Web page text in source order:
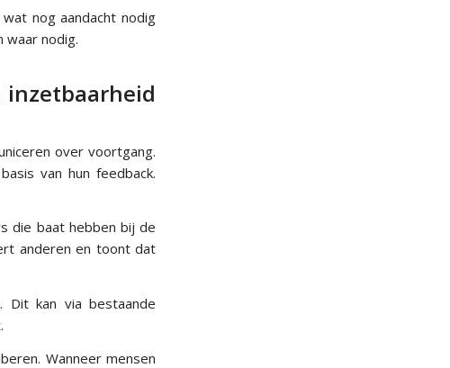
nog aandacht nodig
waar nodig.
over voortgang.
van hun feedback.
die baat hebben bij de
anderen en toont dat
Dit kan via bestaande
Wanneer mensen